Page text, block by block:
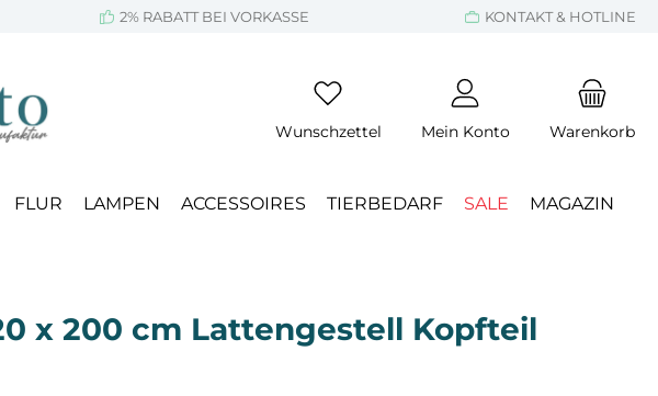
2% RABATT BEI VORKASSE KONTAKT & HOTLINE
Wunschzettel Mein Konto Warenkorb
FLUR LAMPEN ACCESSOIRES TIERBEDARF SALE MAGAZIN
x 200 cm Lattengestell Kopfteil